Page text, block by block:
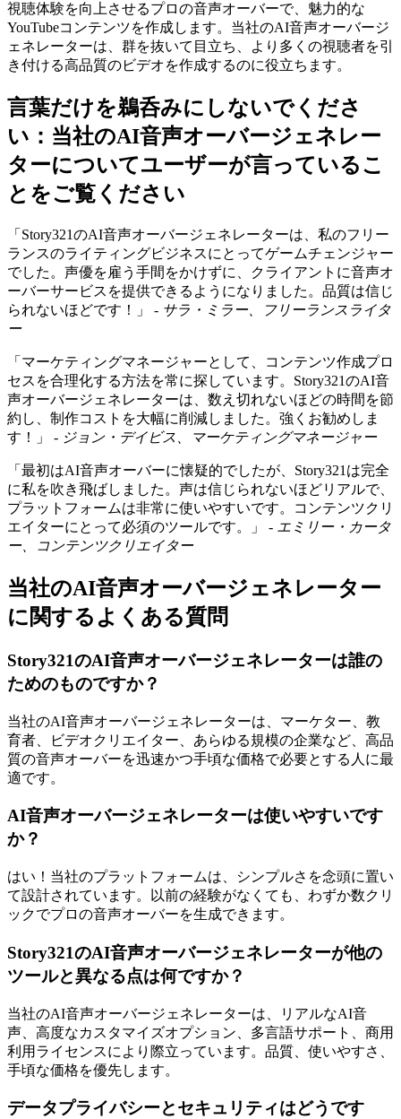
視聴体験を向上させるプロの音声オーバーで、魅力的な
YouTubeコンテンツを作成します。当社のAI音声オーバージ
ェネレーターは、群を抜いて目立ち、より多くの視聴者を引
き付ける高品質のビデオを作成するのに役立ちます。
言葉だけを鵜呑みにしないでくださ
い：当社のAI音声オーバージェネレー
ターについてユーザーが言っているこ
とをご覧ください
「Story321のAI音声オーバージェネレーターは、私のフリー
ランスのライティングビジネスにとってゲームチェンジャー
でした。声優を雇う手間をかけずに、クライアントに音声オ
ーバーサービスを提供できるようになりました。品質は信じ
られないほどです！」 - サラ・ミラー、フリーランスライタ
ー
「マーケティングマネージャーとして、コンテンツ作成プロ
セスを合理化する方法を常に探しています。Story321のAI音
声オーバージェネレーターは、数え切れないほどの時間を節
約し、制作コストを大幅に削減しました。強くお勧めしま
す！」 - ジョン・デイビス、マーケティングマネージャー
「最初はAI音声オーバーに懐疑的でしたが、Story321は完全
に私を吹き飛ばしました。声は信じられないほどリアルで、
プラットフォームは非常に使いやすいです。コンテンツクリ
エイターにとって必須のツールです。」 - エミリー・カータ
ー、コンテンツクリエイター
当社のAI音声オーバージェネレーター
に関するよくある質問
Story321のAI音声オーバージェネレーターは誰の
ためのものですか？
当社のAI音声オーバージェネレーターは、マーケター、教
育者、ビデオクリエイター、あらゆる規模の企業など、高品
質の音声オーバーを迅速かつ手頃な価格で必要とする人に最
適です。
AI音声オーバージェネレーターは使いやすいです
か？
はい！当社のプラットフォームは、シンプルさを念頭に置い
て設計されています。以前の経験がなくても、わずか数クリ
ックでプロの音声オーバーを生成できます。
Story321のAI音声オーバージェネレーターが他の
ツールと異なる点は何ですか？
当社のAI音声オーバージェネレーターは、リアルなAI音
声、高度なカスタマイズオプション、多言語サポート、商用
利用ライセンスにより際立っています。品質、使いやすさ、
手頃な価格を優先します。
データプライバシーとセキュリティはどうです